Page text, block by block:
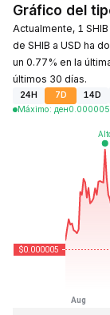
Gráfico del
Actualmente, 1
de SHIB a USD ha
un 0.77% en la
últimos 30 días.
24H 7D 14D
Máximo: ден0.000005
ден0.000086